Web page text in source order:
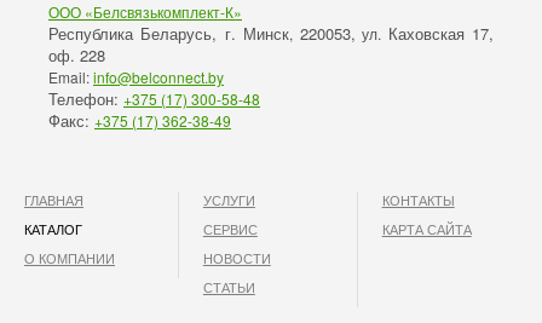
ООО «Белсвязькомплект-К»
Республика Беларусь, г. Минск, 220053, ул. Каховская 17,
оф. 228
Email:info@belconnect.by
Телефон: +375 (17) 300-58-48
Факс: +375 (17) 362-38-49
ГЛАВНАЯ
КАТАЛОГ
О КОМПАНИИ
УСЛУГИ
СЕРВИС
НОВОСТИ
СТАТЬИ
КОНТАКТЫ
КАРТА САЙТА